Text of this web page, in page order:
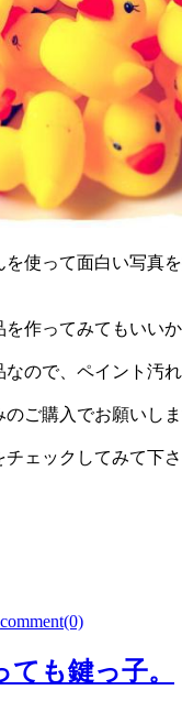
使って面白い写真
作ってみてもいい
ので、ペイント汚れ
ご購入でお願いしま
チェックしてみて下
comment(0)
も鍵っ子。